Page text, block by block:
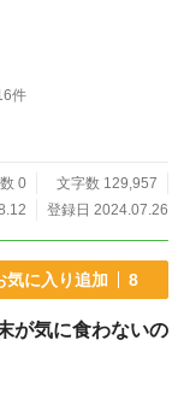
件
0
文字数 129,957
登録日 2024.07.26
気に入り追加 8
が気に食わないの